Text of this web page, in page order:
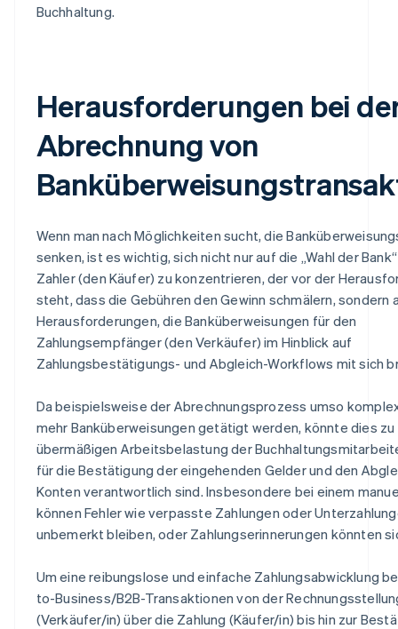
Buchhaltung.
Herausforderungen bei
Abrechnung von
Wenn man nach Möglichkeiten sucht, die
senken, ist es wichtig, sich nicht nur auf die „Wahl der
Zahler (den Käufer) zu konzentrieren, der vor der
steht, dass die Gebühren den Gewinn schmälern, sondern
Herausforderungen, die Banküberweisungen für den
Zahlungsempfänger (den Verkäufer) im Hinblick auf
Zahlungsbestätigungs- und Abgleich-Workflows mit sich
Da beispielsweise der Abrechnungsprozess umso
mehr Banküberweisungen getätigt werden, könnte dies zu
übermäßigen Arbeitsbelastung der
für die Bestätigung der eingehenden Gelder und den
Konten verantwortlich sind. Insbesondere bei einem
können Fehler wie verpasste Zahlungen oder
unbemerkt bleiben, oder Zahlungserinnerungen könnten
Um eine reibungslose und einfache Zahlungsabwicklung
to-Business/B2B-Transaktionen von der
(Verkäufer/in) über die Zahlung (Käufer/in) bis hin zur